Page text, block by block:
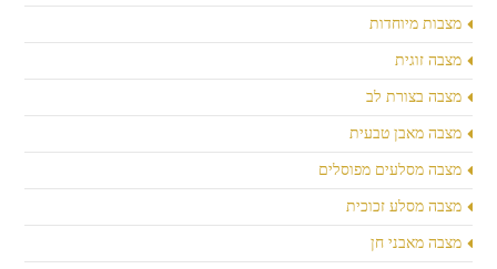
מצבות מיוחדות
מצבה זוגית
מצבה בצורת לב
מצבה מאבן טבעית
מצבה מסלעים מפוסלים
מצבה מסלע זכוכית
מצבה מאבני חן